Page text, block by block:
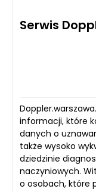
Serwis
informacji, które
danych o
także wysoko
dziedzinie
naczyniowych.
o osobach, które